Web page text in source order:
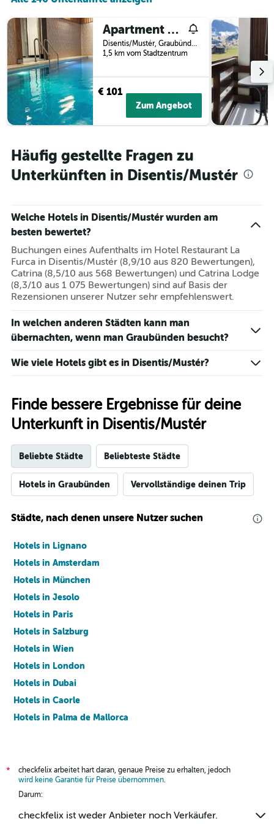
X-
Achse,
die
die
Wochentage
anzeigt.
Das
Diagramm
hat
1
Y-
den
durchschnittlichen
Zimmerpreis
Apartment Apt A 084 by Interhome
Disentis/Mustér, Graubünden, Schweiz
1,5 km vom Stadtzentrum
€ 101
Zum Angebot
Häufig gestellte Fragen zu
Unterkünften in Disentis/Mustér
Welche Hotels in Disentis/Mustér wurden am
besten bewertet?
Buchungen eines Aufenthalts im Hotel Restaurant La
Furca in Disentis/Mustér (8,9/10 aus 820 Bewertungen),
Catrina (8,5/10 aus 568 Bewertungen) und Catrina Lodge
(8,3/10 aus 1 075 Bewertungen) sind auf Basis der
Rezensionen unserer Nutzer sehr empfehlenswert.
In welchen anderen Städten kann man
übernachten, wenn man Graubünden besucht?
Wie viele Hotels gibt es in Disentis/Mustér?
Finde bessere Ergebnisse für deine
Unterkunft in Disentis/Mustér
Beliebte Städte Beliebteste Städte
Hotels in Graubünden Vervollständige deinen Trip
Städte, nach denen unsere Nutzer suchen
Hotels in Lignano
Hotels in Amsterdam
Hotels in München
Hotels in Jesolo
Hotels in Paris
Hotels in Salzburg
Hotels in Wien
Hotels in London
Hotels in Dubai
Hotels in Caorle
Hotels in Palma de Mallorca
*
checkfelix arbeitet hart daran, genaue Preise zu erhalten, jedoch
wird keine Garantie für Preise übernommen.
Darum:
checkfelix ist weder Anbieter noch Verkäufer.